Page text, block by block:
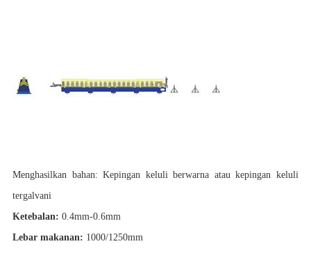
Menghasilkan bahan: Kepingan keluli berwarna atau kepingan keluli
tergalvani
Ketebalan: 0.4mm-0.6mm
Lebar makanan: 1000/1250mm